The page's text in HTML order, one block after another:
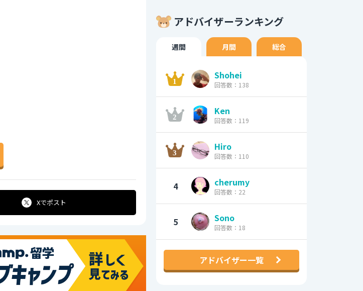
Xでポスト
アドバイザーランキング
週間 月間 総合
Shohei
回答数：138
Ken
回答数：119
Hiro
回答数：110
4 cherumy
回答数：22
5 Sono
回答数：18
アドバイザー一覧